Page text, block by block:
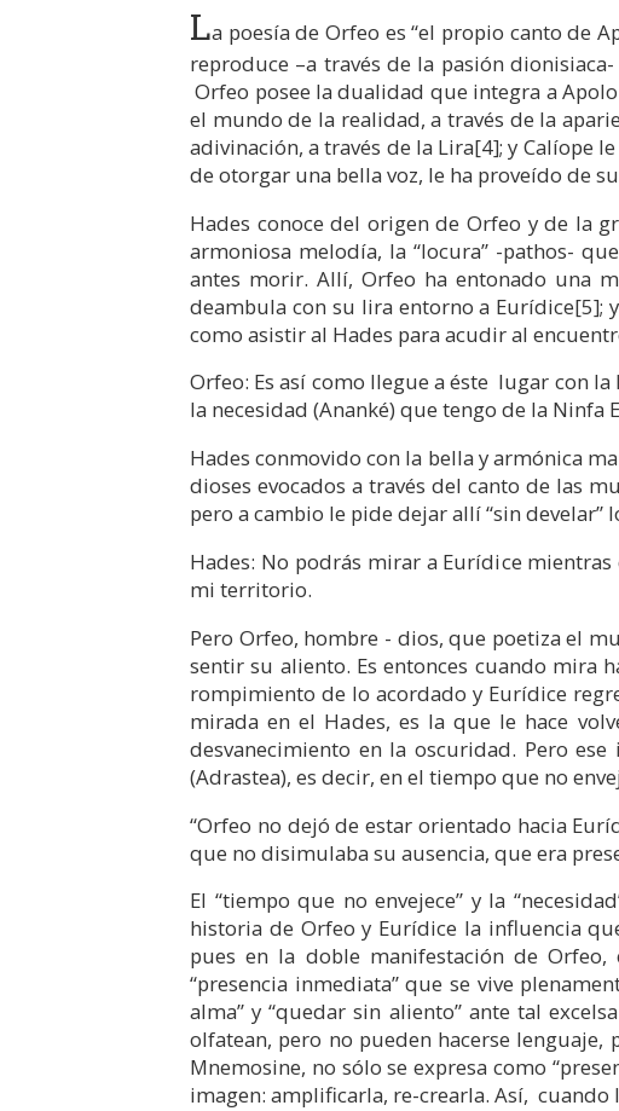
La poesía de Orfeo es “el propio canto de
reproduce –a través de la pasión
Orfeo posee la dualidad que integra a
el mundo de la realidad, a través de la
adivinación, a través de la Lira[4]; y Calíope
de otorgar una bella voz, le ha proveído de
Hades conoce del origen de Orfeo y de la
armoniosa melodía, la “locura” -pathos-
antes morir. Allí, Orfeo ha entonado una
deambula con su lira entorno a Eurídice[5];
como asistir al Hades para acudir al
Orfeo: Es así como llegue a éste lugar con
la necesidad (Ananké) que tengo de la Ninfa
Hades conmovido con la bella y armónica
dioses evocados a través del canto de las
pero a cambio le pide dejar allí “sin
Hades: No podrás mirar a Eurídice
mi territorio.
Pero Orfeo, hombre - dios, que poetiza el
sentir su aliento. Es entonces cuando mira
rompimiento de lo acordado y Eurídice
mirada en el Hades, es la que le hace
desvanecimiento en la oscuridad. Pero
(Adrastea), es decir, en el tiempo que no
“Orfeo no dejó de estar orientado hacia
que no disimulaba su ausencia, que era
El “tiempo que no envejece” y la
historia de Orfeo y Eurídice la influencia
pues en la doble manifestación de
“presencia inmediata” que se vive
alma” y “quedar sin aliento” ante tal
olfatean, pero no pueden hacerse lenguaje,
Mnemosine, no sólo se expresa como
imagen: amplificarla, re-crearla. Así, cuando